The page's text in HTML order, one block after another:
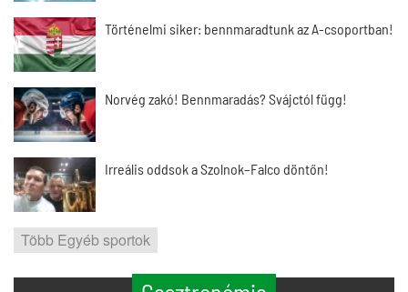
Történelmi siker: bennmaradtunk az A-csoportban!
Norvég zakó! Bennmaradás? Svájctól függ!
Irreális oddsok a Szolnok–Falco döntőn!
Több Egyéb sportok